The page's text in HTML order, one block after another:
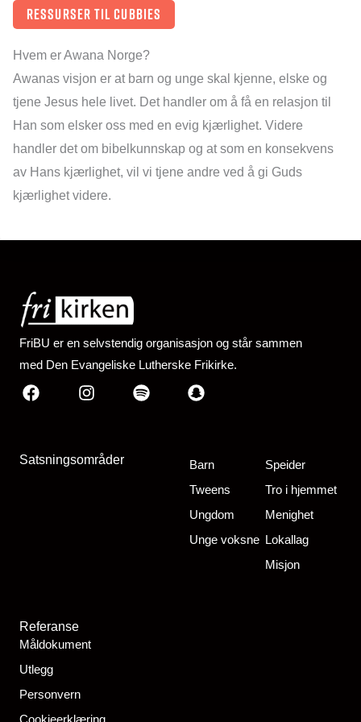
ressurser til cubbies
Hvem er Awana Norge?
Awanas visjon er at barn og unge skal kjenne, elske og
tjene Jesus hele livet. Det handler om å få en relasjon til
Han som elsker oss med en evig kjærlighet. Videre
handler det om bibelkunnskap og at som en konsekvens
av Hans kjærlighet, vil vi tjene andre ved å gi Guds
kjærlighet videre.
FriBU er en selvstendig organisasjon og står sammen
med Den Evangeliske Lutherske Frikirke.
FacebookInstagramSpotifySnapchat
Satsningsområder
Barn
Tweens
Ungdom
Unge voksne
Speider
Tro i hjemmet
Menighet
Lokallag
Misjon
Referanse
Måldokument
Utlegg
Personvern
Cookieerklæring